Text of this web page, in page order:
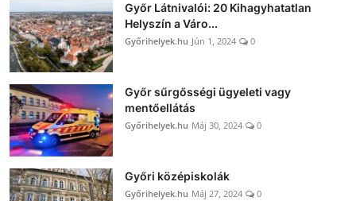
Győr Látnivalói: 20 Kihagyhatatlan
Helyszín a Váro...
Győrihelyek.hu Jún 1, 2024 0
Győr sűrgősségi ügyeleti vagy
mentőellátás
Győrihelyek.hu Máj 30, 2024 0
Győri középiskolák
Győrihelyek.hu Máj 27, 2024 0